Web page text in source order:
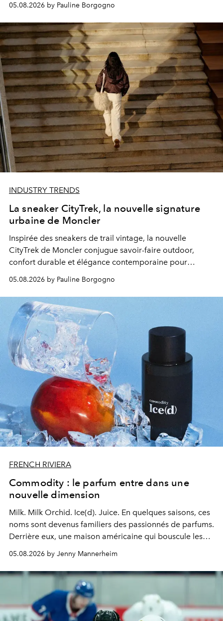
05.08.2026 by Pauline Borgogno
INDUSTRY TRENDS
La sneaker CityTrek, la nouvelle signature
urbaine de Moncler
Inspirée des sneakers de trail vintage, la nouvelle
CityTrek de Moncler conjugue savoir-faire outdoor,
confort durable et élégance contemporaine pour
05.08.2026 by Pauline Borgogno
FRENCH RIVIERA
Commodity : le parfum entre dans une
nouvelle dimension
Milk. Milk Orchid. Ice(d). Juice. En quelques saisons, ces
noms sont devenus familiers des passionnés de parfums.
Derrière eux, une maison américaine qui bouscule les
une approche aussi intuitive que personnelle :
Commodity.
05.08.2026 by Jenny Mannerheim